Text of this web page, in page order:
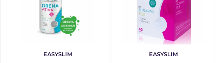
EASYSLIM EASYSLIM